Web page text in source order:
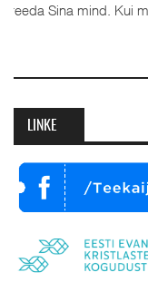
(35), kelle
Emilia.
LINKE